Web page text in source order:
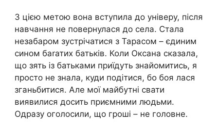
З цією метою вона вступила до універу, після
навчання не повернулася до села. Стала
незабаром зустрічатися з Тарасом – єдиним
сином баrатих батьків. Коли Оксана сказала,
що зять із батьками приїдуть знайомитись, я
просто не знала, куди подітися, бо боя лася
зганьбитися. Але мої майбутні свати
виявилися досить приємними людьми.
Одразу оголосили, що гроші – не головне.